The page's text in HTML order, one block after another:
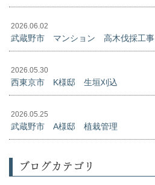
2026.06.02
武蔵野市 マンション 高木伐採工事
2026.05.30
西東京市 K様邸 生垣刈込
2026.05.25
武蔵野市 A様邸 植栽管理
ブログカテゴリ